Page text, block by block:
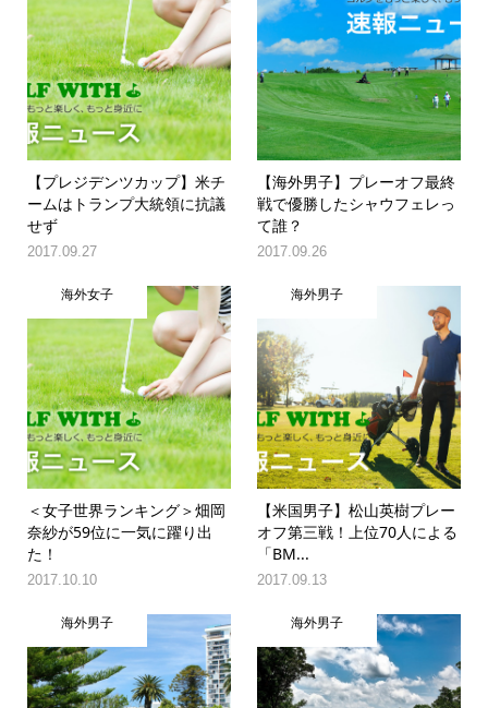
【プレジデンツカップ】米チ
ームはトランプ大統領に抗議
せず
2017.09.27
【海外男子】プレーオフ最終
戦で優勝したシャウフェレっ
て誰？
2017.09.26
海外女子
＜女子世界ランキング＞畑岡
奈紗が59位に一気に躍り出
た！
2017.10.10
海外男子
【米国男子】松山英樹プレー
オフ第三戦！上位70人による
「BM...
2017.09.13
海外男子 海外男子